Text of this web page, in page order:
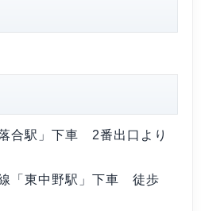
合駅」下車 2番出口より
線「東中野駅」下車 徒歩